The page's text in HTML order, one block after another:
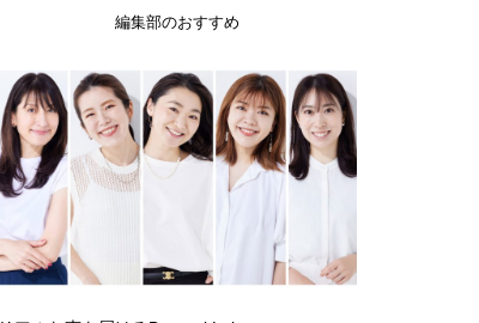
編集部のおすすめ